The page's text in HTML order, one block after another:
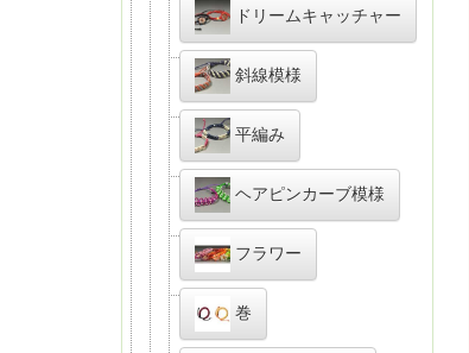
ドリームキャッチャー
斜線模様
平編み
ヘアピンカーブ模様
フラワー
巻